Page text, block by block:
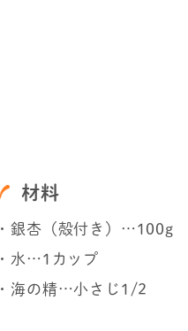
材料
・銀杏（殻付き）…100g
・水…1カップ
・海の精…小さじ1/2